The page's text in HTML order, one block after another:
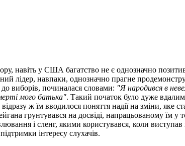
навіть у США багатство не є однозначно
лідер, навпаки, однозначно прагне
до виборів, починалася словами: "Я народився в
мого батька". Такий початок було дуже
ж їм вводилося поняття надії на зміни, яке
грунтувався на досвіді, напрацьованому їм у
і сленг, якими користувався, коли виступав
інтересу слухачів.